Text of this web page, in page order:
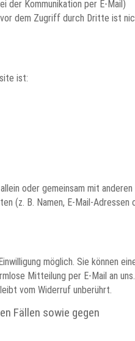
der Kommunikation per E-Mail)
vor dem Zugriff durch Dritte ist
ist:
oder gemeinsam mit anderen
(z. B. Namen, E-Mail-Adressen
möglich. Sie können
Mitteilung per E-Mail an
vom Widerruf unberührt.
Fällen sowie gegen